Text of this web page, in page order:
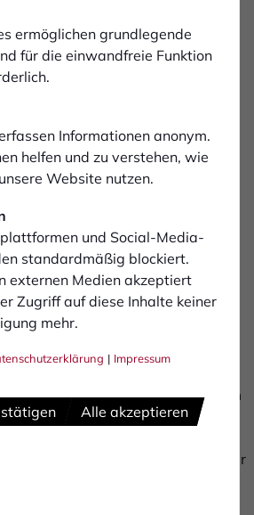
ermöglichen grundlegende
für die einwandfreie Funktion
Informationen anonym.
helfen und zu verstehen, wie
Website nutzen.
und Social-Media-
standardmäßig blockiert.
externen Medien akzeptiert
Zugriff auf diese Inhalte keiner
mehr.
| Impressum
Alle akzeptieren
in dem dies möglich ist.
sind uns wichtig: Grillen nach
Sauerland oder zum Segeln oder
Oktoberfest sind nur einige
Waagen – warum ist das ein Job
alles wiegen?
nahezu alles verwogen …
auf dem Wochenmarkt
auf Wertstoffhöfen
von Kühen
Nahrungsergänzungsmittel
ganze Weile weiter machen, da
gewogen wird und genau darum
repariert, verkauft und
gefragt. Unser Schwerpunkt ist der
also die Verwiegung von
uns spezialisiert auf die